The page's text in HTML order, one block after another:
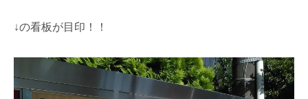
↓の看板が目印！！